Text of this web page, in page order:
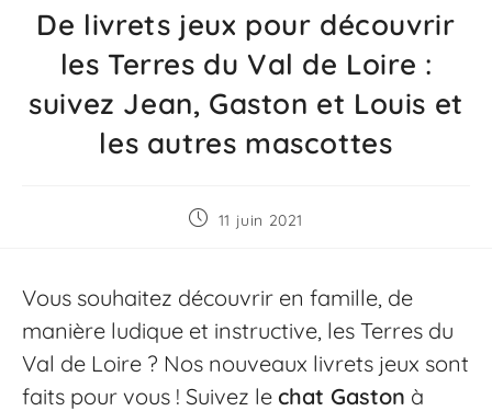
De livrets jeux pour découvrir
les Terres du Val de Loire :
suivez Jean, Gaston et Louis et
les autres mascottes
11 juin 2021
Vous souhaitez découvrir en famille, de
manière ludique et instructive, les Terres du
Val de Loire ? Nos nouveaux livrets jeux sont
faits pour vous ! Suivez le chat Gaston à